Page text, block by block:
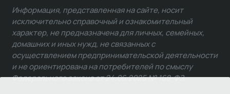
Информация, представленная на сайте, носит
исключительно справочный и ознакомительный
характер, не предназначена для личных, семейных,
домашних и иных нужд, не связанных с
осуществлением предпринимательской деятельности
и не ориентирована на потребителей по смыслу
Федерального закона от 24.06.2025 № 168-ФЗ.